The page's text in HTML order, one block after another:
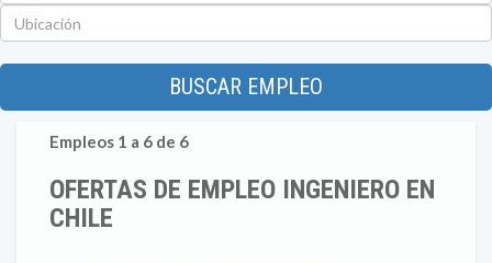
BUSCAR EMPLEO
Empleos 1 a 6 de 6
OFERTAS DE EMPLEO INGENIERO EN
CHILE